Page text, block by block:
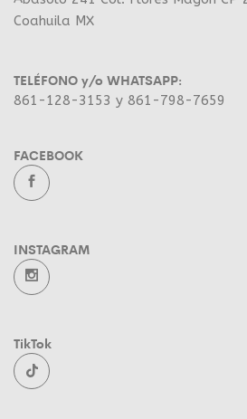
Coahuila MX
TELÉFONO y/o WHATSAPP:
861-128-3153 y 861-798-7659
FACEBOOK
INSTAGRAM
TikTok